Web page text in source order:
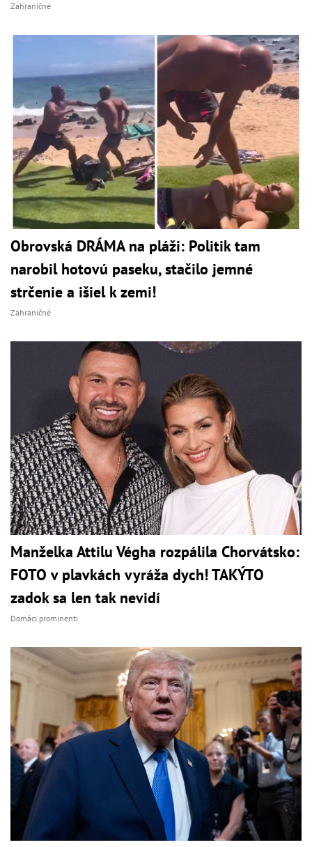
Zahraničné
Obrovská DRÁMA na pláži: Politik tam
narobil hotovú paseku, stačilo jemné
strčenie a išiel k zemi!
Zahraničné
Manželka Attilu Végha rozpálila Chorvátsko:
FOTO v plavkách vyráža dych! TAKÝTO
zadok sa len tak nevidí
Domáci prominenti